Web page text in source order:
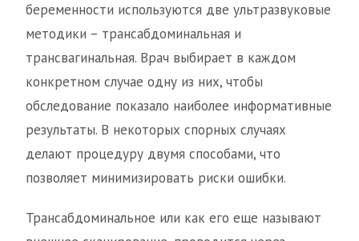
беременности используются две ультразвуковые
методики – трансабдоминальная и
трансвагинальная. Врач выбирает в каждом
конкретном случае одну из них, чтобы
обследование показало наиболее информативные
результаты. В некоторых спорных случаях
делают процедуру двумя способами, что
позволяет минимизировать риски ошибки.
Трансабдоминальное или как его еще называют